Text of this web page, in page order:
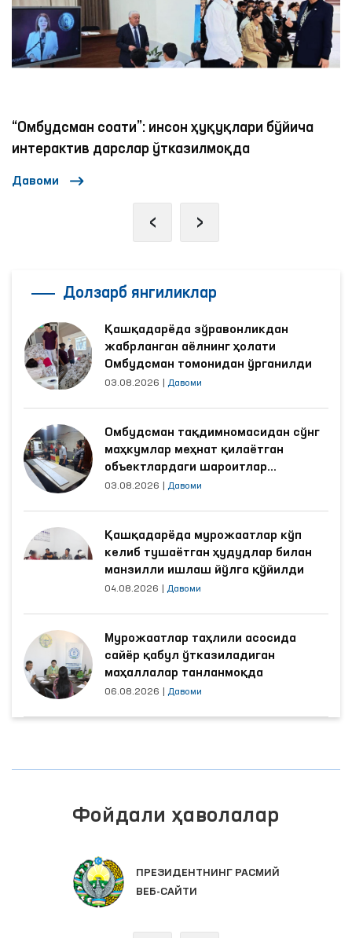
“Омбудсман соати”: инсон ҳуқуқлари бўйича
интерактив дарслар ўтказилмоқда
Давоми
‹ ›
Долзарб янгиликлар
Қашқадарёда зўравонликдан
жабрланган аёлнинг ҳолати
Омбудсман томонидан ўрганилди
03.08.2026 Давоми
Омбудсман тақдимномасидан сўнг
маҳкумлар меҳнат қилаётган
объектлардаги шароитлар
яхшиланди
03.08.2026 Давоми
Қашқадарёда мурожаатлар кўп
келиб тушаётган ҳудудлар билан
манзилли ишлаш йўлга қўйилди
04.08.2026 Давоми
Мурожаатлар таҳлили асосида
сайёр қабул ўтказиладиган
маҳаллалар танланмоқда
06.08.2026 Давоми
Фойдали ҳаволалар
ПРЕЗИДЕНТНИНГ РАСМИЙ
ВЕБ-САЙТИ